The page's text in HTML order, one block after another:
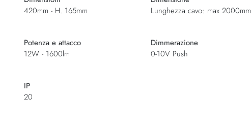
420mm - H. 165mm
Lunghezza cavo: max 2000mm
Potenza e attacco
12W - 1600lm
Dimmerazione
0-10V Push
IP
20